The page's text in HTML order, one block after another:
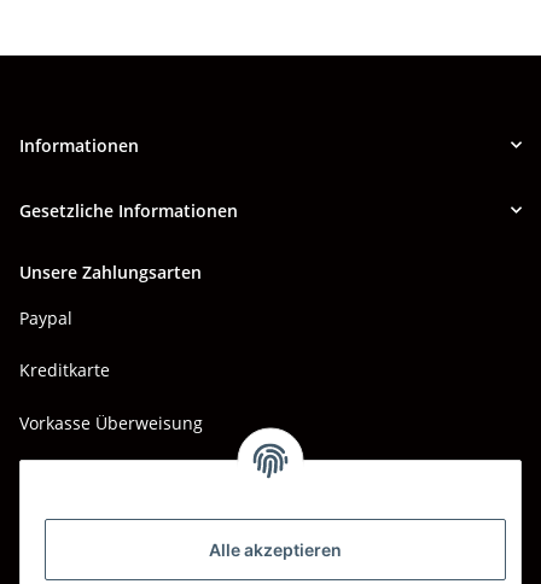
Alle akzeptieren
Informationen
Gesetzliche Informationen
Unsere Zahlungsarten
Paypal
Kreditkarte
Vorkasse Überweisung
Wir versenden mit